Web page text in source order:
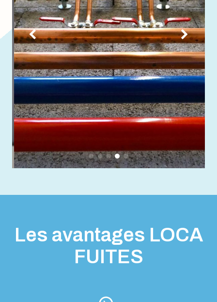
Les avantages LOCA
FUITES